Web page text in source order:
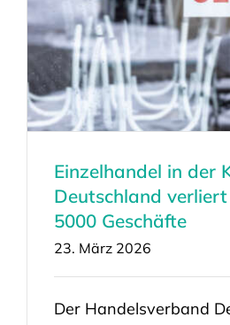
Einzelhandel in der
Deutschland
5000 Geschäfte
23. März 2026
Der Handelsverband